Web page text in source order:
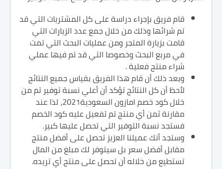
قام فريق بإجراء دراسة على كل المشتريات التي قد
تم شرائها وذلك من خلال جمع عدد الزيارات التي
قامت بزيارة المتجر ومن عمليات البحث التي تمت
في مربع البحث وخصوصا التي قد تم فيها عملي
شراء منتج فعلية .
وبعد ذلك أن قام هذا الفريق بقياس جميع النتائج
لاُحظ أن كل النتائج تؤكد أن أعلي نسبة توفير تم من
خلال كود خصم امازون السعودية2021، لذا عند
مقارنة ثمن أي منتج تم تفعيل عليه كود الخصم
فستجد نسبة التوفير التي تحصل عليها كبير.
وستجد أنك عميلنا العزيز تحصل على أفضل منتج
مقابل أفضل سعر بل سيتوفر لك مبلغ من المال
تستطيع من خلاله أن تحصل على منتج أي تريده.